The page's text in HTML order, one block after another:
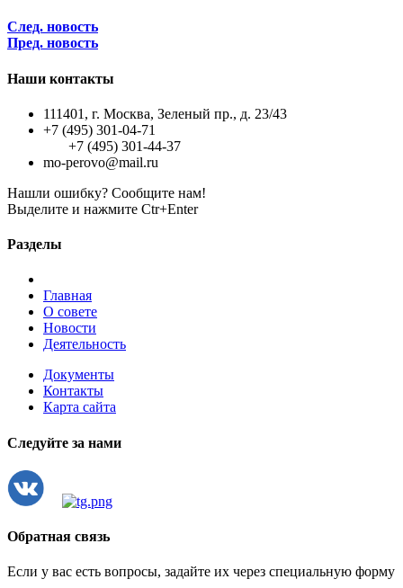
След. новость
Пред. новость
Наши контакты
111401, г. Москва, Зеленый пр., д. 23/43
+7 (495) 301-04-71
+7 (495) 301-44-37
mo-perovo@mail.ru
Нашли ошибку? Сообщите нам!
Выделите и нажмите Ctr+Enter
Разделы
Главная
О совете
Новости
Деятельность
Документы
Контакты
Карта сайта
Следуйте за нами
Обратная связь
Если у вас есть вопросы, задайте их через специальную форму